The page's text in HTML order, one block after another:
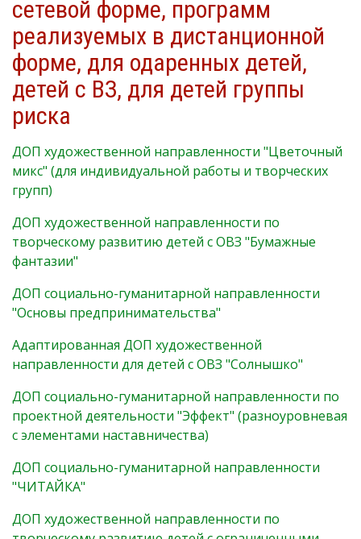
сетевой форме, программ
реализуемых в дистанционной
форме, для одаренных детей,
детей с ВЗ, для детей группы
риска
ДОП художественной направленности "Цветочный
микс" (для индивидуальной работы и творческих
групп)
ДОП художественной направленности по
творческому развитию детей с ОВЗ "Бумажные
фантазии"
ДОП социально-гуманитарной направленности
"Основы предпринимательства"
Адаптированная ДОП художественной
направленности для детей с ОВЗ "Солнышко"
ДОП социально-гуманитарной направленности по
проектной деятельности "Эффект" (разноуровневая
с элементами наставничества)
ДОП социально-гуманитарной направленности
"ЧИТАЙКА"
ДОП художественной направленности по